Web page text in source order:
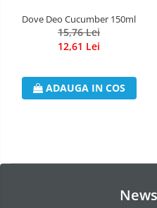
Dove Deo Cucumber 150ml
15,76 Lei
12,61 Lei
ADAUGA IN COS